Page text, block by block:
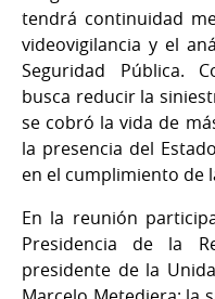
tendrá continuidad
videovigilancia y el
Seguridad Pública.
busca reducir la
se cobró la vida de
la presencia del
en el cumplimiento de
En la reunión
Presidencia de la
presidente de la